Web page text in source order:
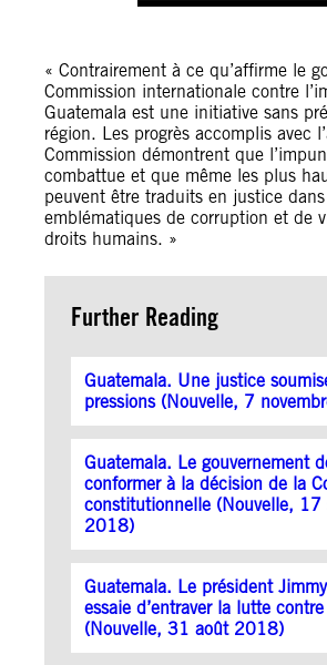
« Contrairement à ce qu’affirme le
Commission internationale contre
Guatemala est une initiative sans
région. Les progrès accomplis avec
Commission démontrent que
combattue et que même les plus
peuvent être traduits en justice
emblématiques de corruption et de
droits humains. »
Further Reading
Guatemala. Une justice
pressions (Nouvelle, 7
Guatemala. Le gouvernement
conformer à la décision de la
constitutionnelle (Nouvelle, 17
2018)
Guatemala. Le président
essaie d’entraver la lutte
(Nouvelle, 31 août 2018)